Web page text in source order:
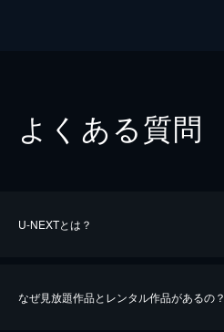
よくある質問
U-NEXTとは？
なぜ見放題作品とレンタル作品があるの？